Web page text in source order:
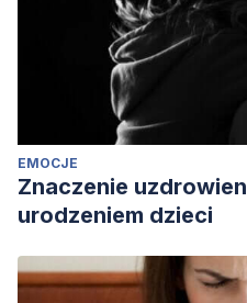
EMOCJE
Znaczenie
urodzeniem dzieci